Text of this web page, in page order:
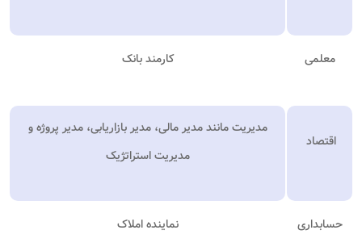
معلمی کارمند بانک
اقتصاد
مدیریت مانند مدیر مالی، مدیر بازاریابی، مدیر پروژه و
مدیریت استراتژیک
حسابداری نماینده املاک